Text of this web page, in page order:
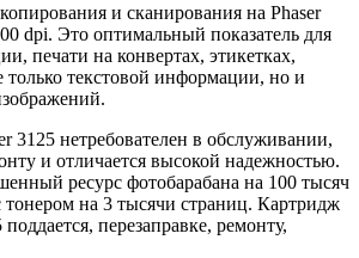
и сканирования на Phaser
dpi. Это оптимальный показатель для
печати на конвертах, этикетках,
только текстовой информации, но и
3125 нетребователен в обслуживании,
и отличается высокой надежностью.
ресурс фотобарабана на 100 тысяч
тонером на 3 тысячи страниц. Картридж
перезаправке, ремонту,